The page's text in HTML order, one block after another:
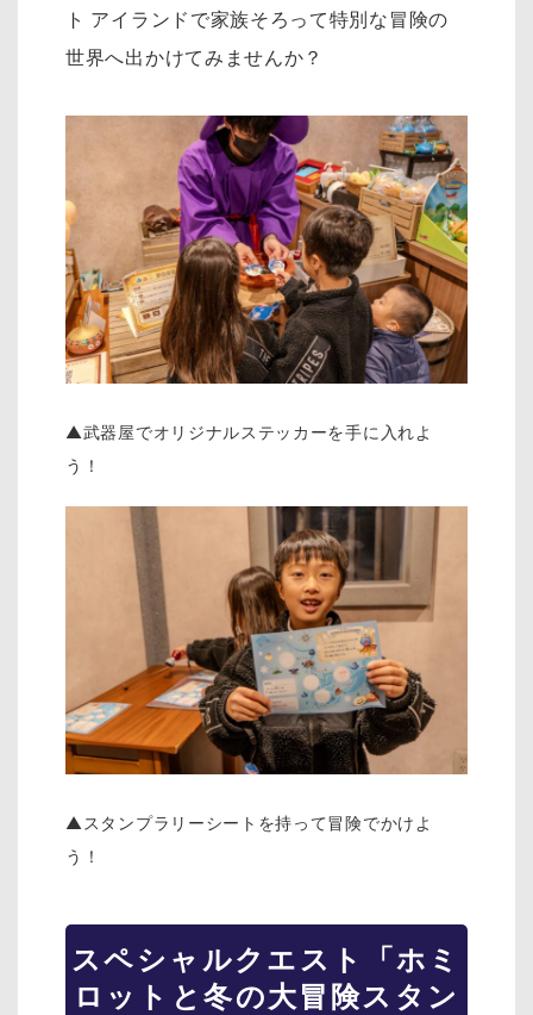
ト アイランドで家族そろって特別な冒険の
世界へ出かけてみませんか？
▲武器屋でオリジナルステッカーを手に入れよ
う！
▲スタンプラリーシートを持って冒険でかけよ
う！
スペシャルクエスト「ホミ
ロットと冬の大冒険スタン